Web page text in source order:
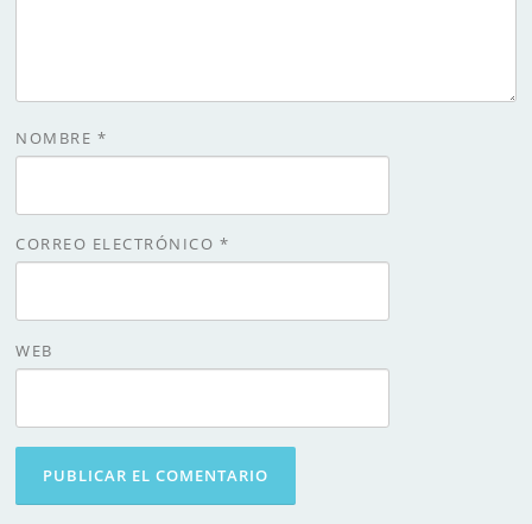
NOMBRE *
CORREO ELECTRÓNICO *
WEB